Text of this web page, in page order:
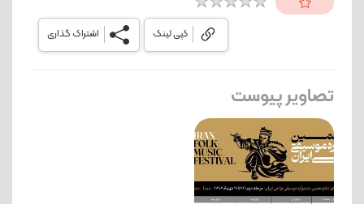
اشتراک گذاری کپی لینک
تصاویر پیوست